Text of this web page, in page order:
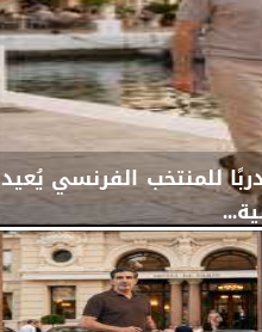
للمنتخب الفرنسي يُعيد